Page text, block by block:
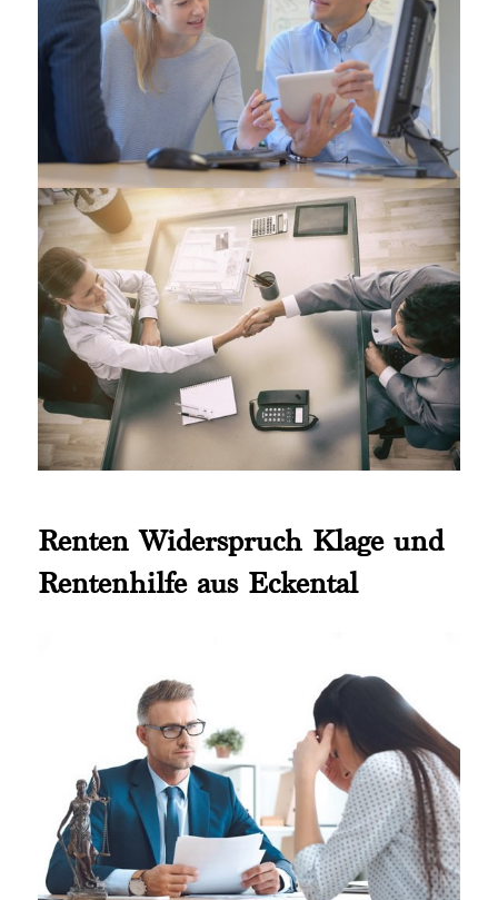
Renten Widerspruch Klage und
Rentenhilfe aus Eckental